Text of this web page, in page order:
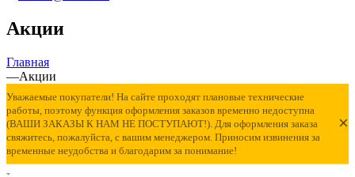
Акции
Главная
—Акции
Уважаемые покупатели! На сайте проходят плановые технические
работы, поэтому функция оформления заказов временно недоступна
(ВАШИ ЗАКАЗЫ К НАМ НЕ ПОСТУПАЮТ!). Для оформления заказа
свяжитесь, пожалуйста, с вашим менеджером. Приносим извинения за
временные неудобства и благодарим за понимание!
×